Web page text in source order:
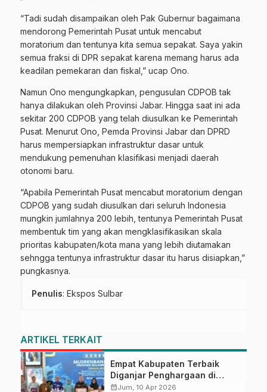
“Tadi sudah disampaikan oleh Pak Gubernur bagaimana
mendorong Pemerintah Pusat untuk mencabut
moratorium dan tentunya kita semua sepakat. Saya yakin
semua fraksi di DPR sepakat karena memang harus ada
keadilan pemekaran dan fiskal,” ucap Ono.
Namun Ono mengungkapkan, pengusulan CDPOB tak
hanya dilakukan oleh Provinsi Jabar. Hingga saat ini ada
sekitar 200 CDPOB yang telah diusulkan ke Pemerintah
Pusat. Menurut Ono, Pemda Provinsi Jabar dan DPRD
harus mempersiapkan infrastruktur dasar untuk
mendukung pemenuhan klasifikasi menjadi daerah
otonomi baru.
“Apabila Pemerintah Pusat mencabut moratorium dengan
CDPOB yang sudah diusulkan dari seluruh Indonesia
mungkin jumlahnya 200 lebih, tentunya Pemerintah Pusat
membentuk tim yang akan mengklasifikasikan skala
prioritas kabupaten/kota mana yang lebih diutamakan
sehngga tentunya infrastruktur dasar itu harus disiapkan,”
pungkasnya.
Penulis: Ekspos Sulbar
ARTIKEL TERKAIT
Empat Kabupaten Terbaik
Diganjar Penghargaan di
Musrenbang Sulbar 2027
calendar_monthJum, 10 Apr 2026